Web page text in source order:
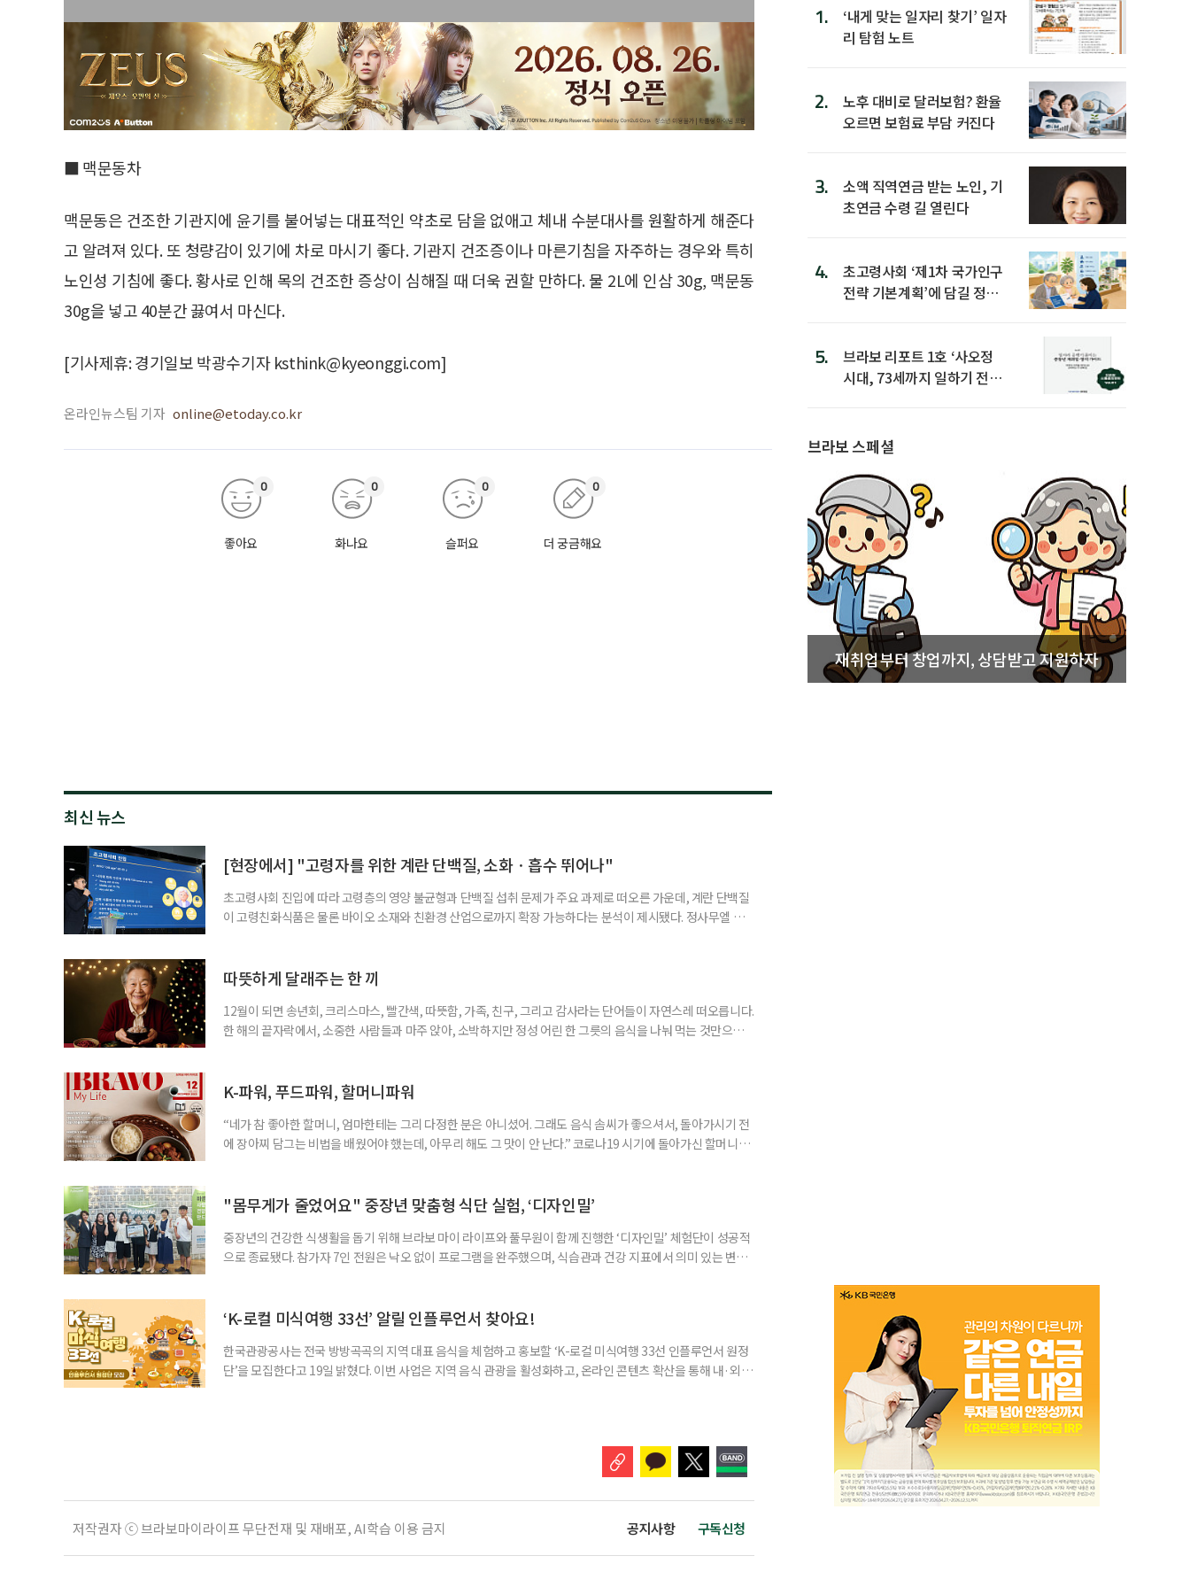
■ 맥문동차
맥문동은 건조한 기관지에 윤기를 불어넣는 대표적인 약초로 담을 없애고 체내 수분대사를 원활하게 해준다
고 알려져 있다. 또 청량감이 있기에 차로 마시기 좋다. 기관지 건조증이나 마른기침을 자주하는 경우와 특히
노인성 기침에 좋다. 황사로 인해 목의 건조한 증상이 심해질 때 더욱 권할 만하다. 물 2L에 인삼 30g, 맥문동
30g을 넣고 40분간 끓여서 마신다.
[기사제휴: 경기일보 박광수기자 ksthink@kyeonggi.com]
온라인뉴스팀 기자 online@etoday.co.kr
좋아요
0
화나요
0
슬퍼요
0
더 궁금해요
0
최신 뉴스
[현장에서] "고령자를 위한 계란 단백질, 소화ㆍ흡수 뛰어나"
초고령사회 진입에 따라 고령층의 영양 불균형과 단백질 섭취 문제가 주요 과제로 떠오른 가운데, 계란 단백질
이 고령친화식품은 물론 바이오 소재와 친환경 산업으로까지 확장 가능하다는 분석이 제시됐다. 정사무엘 충
자의 생리적 한계를 고려할 때 소화·흡수·이용 측면에서 매우 경쟁력 있는 단백질원"이라고 밝혔다. 발표에 따
따뜻하게 달래주는 한 끼
12월이 되면 송년회, 크리스마스, 빨간색, 따뜻함, 가족, 친구, 그리고 감사라는 단어들이 자연스레 떠오릅니다.
한 해의 끝자락에서, 소중한 사람들과 마주 앉아, 소박하지만 정성 어린 한 그릇의 음식을 나눠 먹는 것만으로
장한 김밥, 국밥, 호떡, 떡볶이, 라면 같은 K-푸드가 함께 주목받고 있습니다. K-푸드로
K-파워, 푸드파워, 할머니파워
“네가 참 좋아한 할머니, 엄마한테는 그리 다정한 분은 아니셨어. 그래도 음식 솜씨가 좋으셔서, 돌아가시기 전
에 장아찌 담그는 비법을 배웠어야 했는데, 아무리 해도 그 맛이 안 난다.” 코로나19 시기에 돌아가신 할머니가
만들어주셔서, 고급스런 음식을 잘하는 세련된 할머니로 기억하고 있습니다. 할머니를 떠올리니 집에 매달
"몸무게가 줄었어요" 중장년 맞춤형 식단 실험, ‘디자인밀’
중장년의 건강한 식생활을 돕기 위해 브라보 마이 라이프와 풀무원이 함께 진행한 ‘디자인밀’ 체험단이 성공적
으로 종료됐다. 참가자 7인 전원은 낙오 없이 프로그램을 완주했으며, 식습관과 건강 지표에서 의미 있는 변화
△다양한 메뉴와 영양 균형 등울 꼽았다. 참가자 모두 “예상보다 큰 변화에 놀라” 이번 프로그램은 8월
‘K-로컬 미식여행 33선’ 알릴 인플루언서 찾아요!
한국관광공사는 전국 방방곡곡의 지역 대표 음식을 체험하고 홍보할 ‘K-로컬 미식여행 33선 인플루언서 원정
단’을 모집한다고 19일 밝혔다. 이번 사업은 지역 음식 관광을 활성화하고, 온라인 콘텐츠 확산을 통해 내·외국
저작권자 ⓒ 브라보마이라이프 무단전재 및 재배포, AI학습 이용 금지 공지사항 구독신청
1.
‘내게 맞는 일자리 찾기’ 일자
리 탐험 노트
2.
노후 대비로 달러보험? 환율
오르면 보험료 부담 커진다
3.
소액 직역연금 받는 노인, 기
초연금 수령 길 열린다
4.
초고령사회 ‘제1차 국가인구
전략 기본계획’에 담길 정책
5.
브라보 리포트 1호 ‘사오정
시대, 73세까지 일하기 전략’
브라보 스페셜
재취업부터 창업까지, 상담받고 지원하자